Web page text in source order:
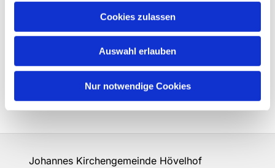
Cookies zulassen
Auswahl erlauben
Nur notwendige Cookies
Johannes Kirchengemeinde Hövelhof